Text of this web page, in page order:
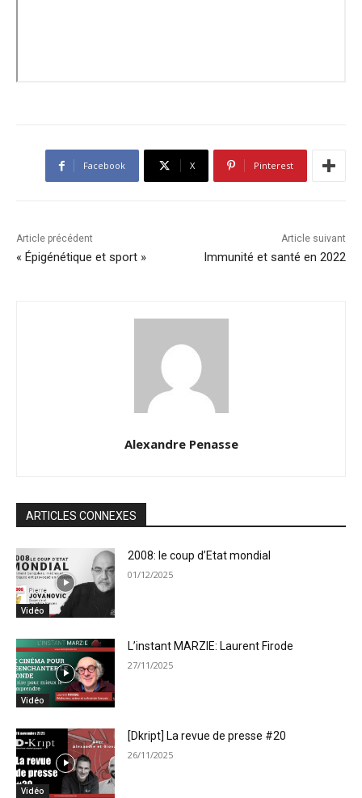
Facebook X Pinterest
Article précédent
« Épigénétique et sport »
Article suivant
Immunité et santé en 2022
Alexandre Penasse
ARTICLES CONNEXES
Vidéo
2008: le coup d’Etat mondial
01/12/2025
Vidéo
L’instant MARZIE: Laurent Firode
27/11/2025
Vidéo
[Dkript] La revue de presse #20
26/11/2025